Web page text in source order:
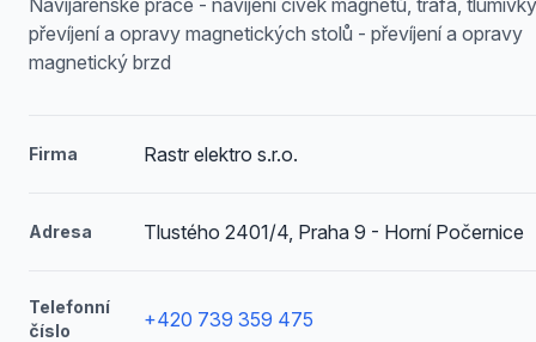
Navijárenské práce - navíjení cívek magnetů, trafa,
převíjení a opravy magnetických stolů - převíjení a opravy
magnetický brzd
Firma Rastr elektro s.r.o.
Adresa Tlustého 2401/4, Praha 9 - Horní Počernice
Telefonní
číslo
+420 739 359 475